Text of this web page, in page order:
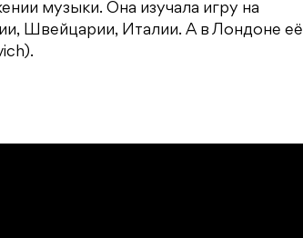
музыки. Она изучала игру на
Швейцарии, Италии. А в Лондоне её